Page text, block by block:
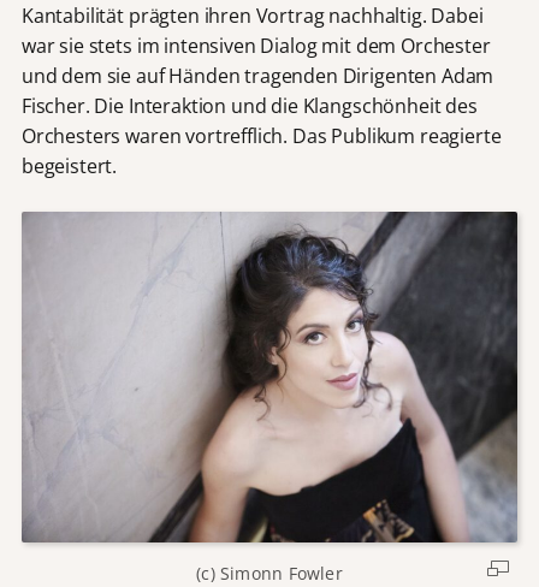
Kantabilität prägten ihren Vortrag nachhaltig. Dabei
war sie stets im intensiven Dialog mit dem Orchester
und dem sie auf Händen tragenden Dirigenten Adam
Fischer. Die Interaktion und die Klangschönheit des
Orchesters waren vortrefflich. Das Publikum reagierte
begeistert.
(c) Simonn Fowler